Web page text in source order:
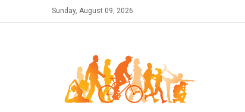
to
Sunday, August 09, 2026